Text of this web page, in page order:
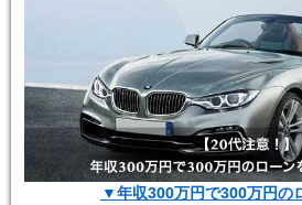
▼年収300万円で300万円の